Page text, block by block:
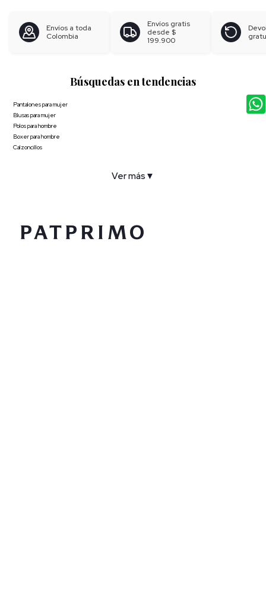
Envíos a toda
Colombia
Envíos gratis
desde $
199.900
Búsquedas en tendencias
Pantalones para mujer
Blusas para mujer
Polos para hombre
Boxer para hombre
Calzoncillos
Ver más ▼